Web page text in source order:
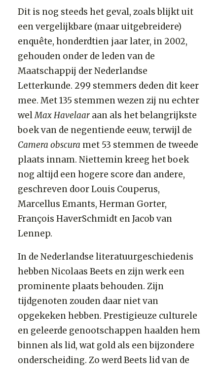
Dit is nog steeds het geval, zoals blijkt uit
een vergelijkbare (maar uitgebreidere)
enquête, honderdtien jaar later, in 2002,
gehouden onder de leden van de
Maatschappij der Nederlandse
Letterkunde. 299 stemmers deden dit keer
mee. Met 135 stemmen wezen zij nu echter
welMax Havelaaraan als het belangrijkste
boek van de negentiende eeuw, terwijl de
Camera obscura met 53 stemmen de tweede
plaats innam. Niettemin kreeg het boek
nog altijd een hogere score dan andere,
geschreven door Louis Couperus,
Marcellus Emants, Herman Gorter,
François HaverSchmidt en Jacob van
Lennep.
In de Nederlandse literatuurgeschiedenis
hebben Nicolaas Beets en zijn werk een
prominente plaats behouden. Zijn
tijdgenoten zouden daar niet van
opgekeken hebben. Prestigieuze culturele
en geleerde genootschappen haalden hem
binnen als lid, wat gold als een bijzondere
onderscheiding. Zo werd Beets lid van de